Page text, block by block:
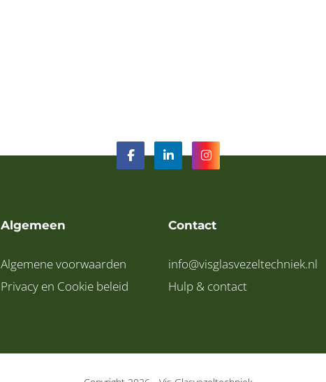
Algemeen
Algemene voorwaarden
Privacy en Cookie beleid
Contact
info@visglasvezeltechniek.nl
Hulp & contact